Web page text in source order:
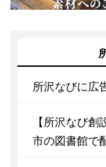
所沢なびに広
【所沢なび
市の図書館で